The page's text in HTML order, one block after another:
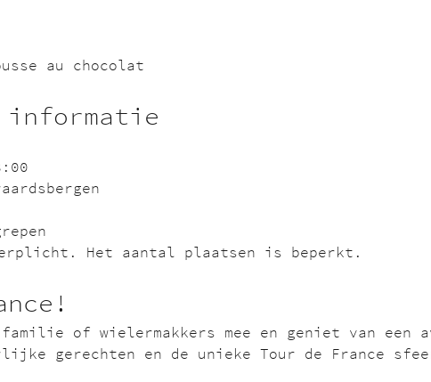
au chocolat
informatie
Het aantal plaatsen is beperkt.
of wielermakkers mee en geniet van een
gerechten en de unieke Tour de France